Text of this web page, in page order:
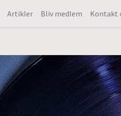
Artikler Bliv medlem Kontakt